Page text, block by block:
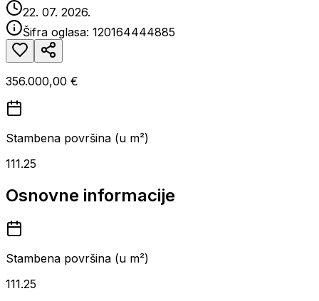
22. 07. 2026.
Šifra oglasa: 120164444885
356.000,00 €
Stambena površina (u m²)
111.25
Osnovne informacije
Stambena površina (u m²)
111.25